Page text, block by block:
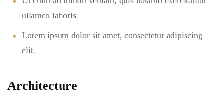
ullamco laboris.
Lorem ipsum dolor sit amet, consectetur adipiscing
elit.
Architecture